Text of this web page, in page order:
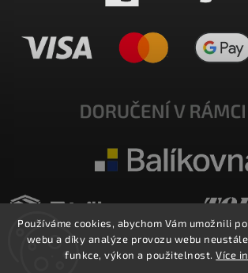
Používáme cookies, abychom Vám umožnili
webu a díky analýze provozu webu
funkce, výkon a použitelnost.Více